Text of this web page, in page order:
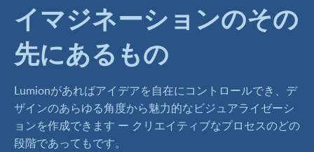
イマジネーションのその
先にあるもの
Lumionがあればアイデアを自在にコントロールでき、デ
ザインのあらゆる角度から魅力的なビジュアライゼーシ
ョンを作成できます ー クリエイティブなプロセスのどの
段階であってもです。